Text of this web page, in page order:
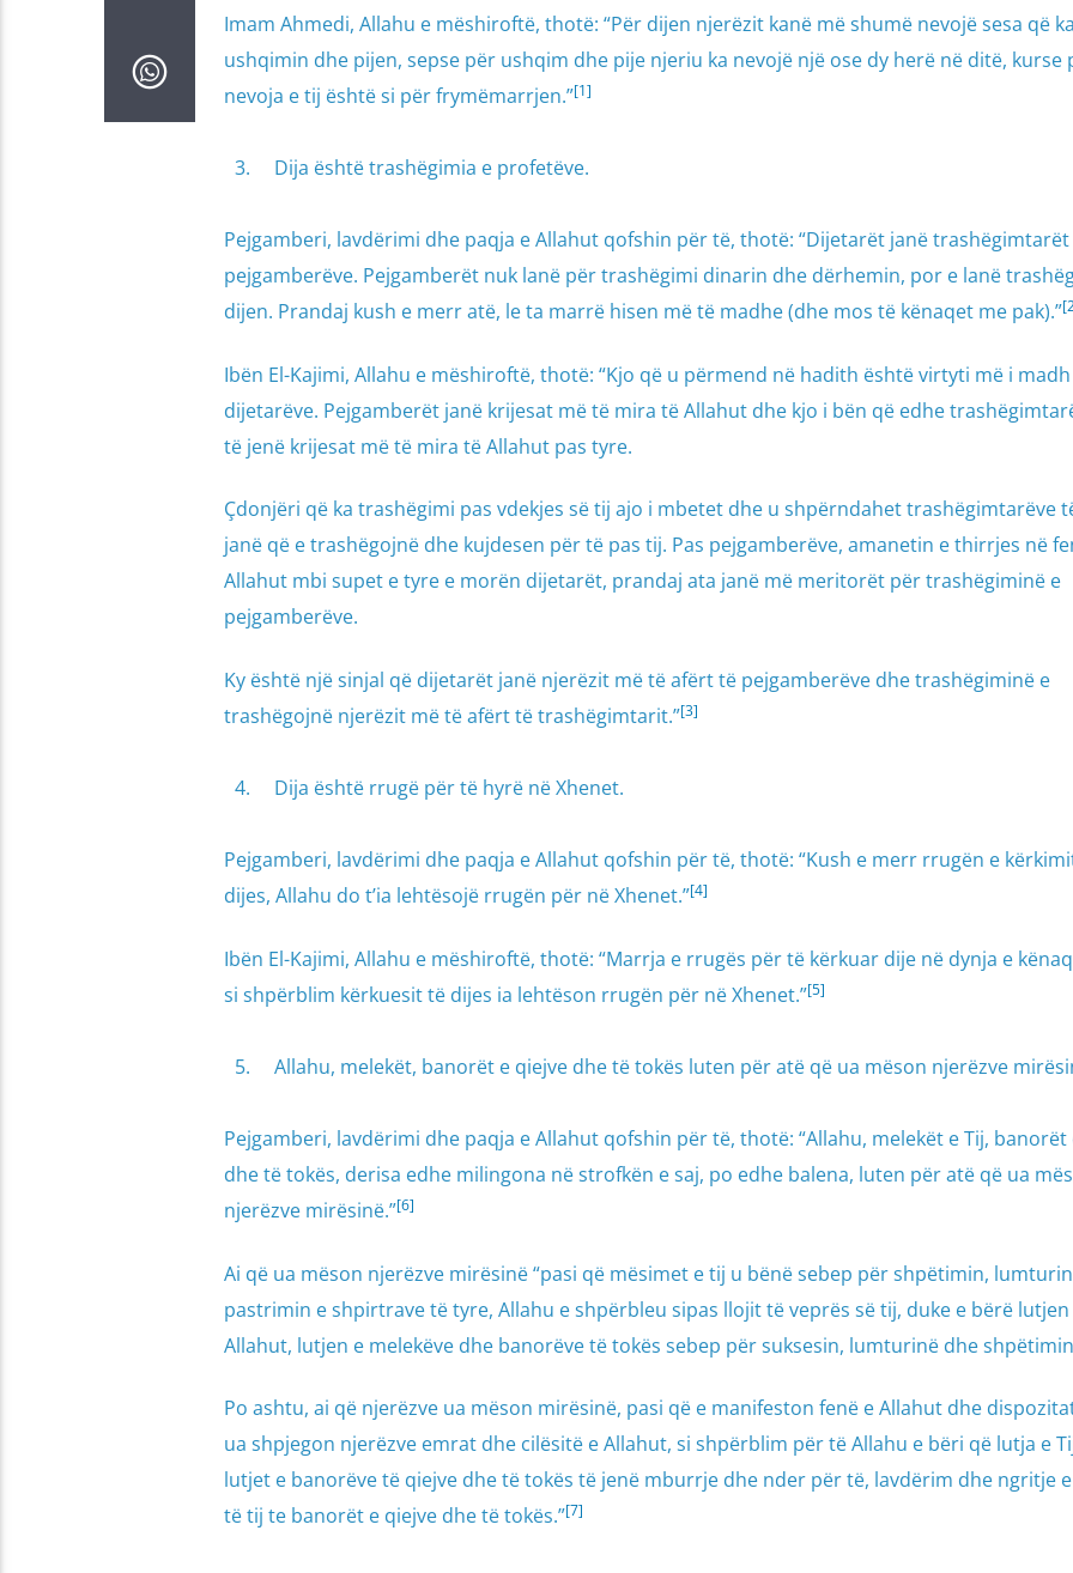
Imam Ahmedi, Allahu e mëshiroftë, thotë: “Për dijen njerëzit kanë më shumë nevojë sesa që
ushqimin dhe pijen, sepse për ushqim dhe pije njeriu ka nevojë një ose dy herë në ditë, kurse
nevoja e tij është si për frymëmarrjen.”[1]
Dija është trashëgimia e profetëve.
Pejgamberi, lavdërimi dhe paqja e Allahut qofshin për të, thotë: “Dijetarët janë trashëgimtarët
pejgamberëve. Pejgamberët nuk lanë për trashëgimi dinarin dhe dërhemin, por e lanë
dijen. Prandaj kush e merr atë, le ta marrë hisen më të madhe (dhe mos të kënaqet me pak).”
Ibën El-Kajimi, Allahu e mëshiroftë, thotë: “Kjo që u përmend në hadith është virtyti më i
dijetarëve. Pejgamberët janë krijesat më të mira të Allahut dhe kjo i bën që edhe
të jenë krijesat më të mira të Allahut pas tyre.
Çdonjëri që ka trashëgimi pas vdekjes së tij ajo i mbetet dhe u shpërndahet trashëgimtarëve
janë që e trashëgojnë dhe kujdesen për të pas tij. Pas pejgamberëve, amanetin e thirrjes në
Allahut mbi supet e tyre e morën dijetarët, prandaj ata janë më meritorët për trashëgiminë e
pejgamberëve.
Ky është një sinjal që dijetarët janë njerëzit më të afërt të pejgamberëve dhe trashëgiminë e
trashëgojnë njerëzit më të afërt të trashëgimtarit.”[3]
Dija është rrugë për të hyrë në Xhenet.
Pejgamberi, lavdërimi dhe paqja e Allahut qofshin për të, thotë: “Kush e merr rrugën e
dijes, Allahu do t’ia lehtësojë rrugën për në Xhenet.”[4]
Ibën El-Kajimi, Allahu e mëshiroftë, thotë: “Marrja e rrugës për të kërkuar dije në dynja e
si shpërblim kërkuesit të dijes ia lehtëson rrugën për në Xhenet.”[5]
Allahu, melekët, banorët e qiejve dhe të tokës luten për atë që ua mëson njerëzve
Pejgamberi, lavdërimi dhe paqja e Allahut qofshin për të, thotë: “Allahu, melekët e Tij, banorët
dhe të tokës, derisa edhe milingona në strofkën e saj, po edhe balena, luten për atë që ua
njerëzve mirësinë.”[6]
Ai që ua mëson njerëzve mirësinë “pasi që mësimet e tij u bënë sebep për shpëtimin,
pastrimin e shpirtrave të tyre, Allahu e shpërbleu sipas llojit të veprës së tij, duke e bërë lutjen
Allahut, lutjen e melekëve dhe banorëve të tokës sebep për suksesin, lumturinë dhe
Po ashtu, ai që njerëzve ua mëson mirësinë, pasi që e manifeston fenë e Allahut dhe
ua shpjegon njerëzve emrat dhe cilësitë e Allahut, si shpërblim për të Allahu e bëri që lutja e
lutjet e banorëve të qiejve dhe të tokës të jenë mburrje dhe nder për të, lavdërim dhe ngritje
të tij te banorët e qiejve dhe të tokës.”[7]